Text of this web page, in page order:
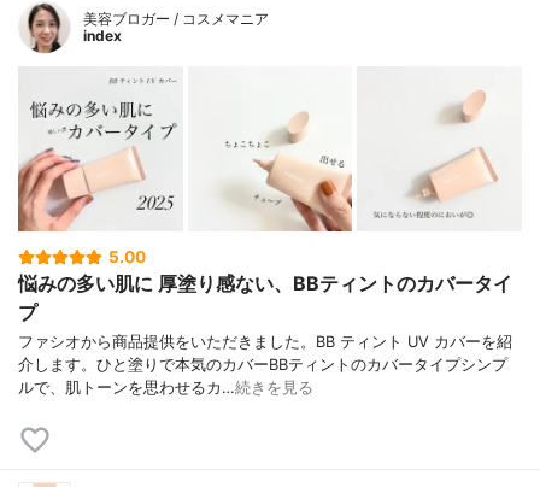
美容ブロガー / コスメマニア
index
5.00
悩みの多い肌に 厚塗り感ない、BBティントのカバータイ
プ
ファシオから商品提供をいただきました。BB ティント UV カバーを紹
介します。ひと塗りで本気のカバーBBティントのカバータイプシンプ
ルで、肌トーンを思わせるカ…続きを見る